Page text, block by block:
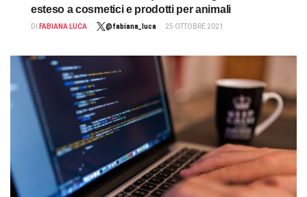
esteso a cosmetici e prodotti per animali
DI FABIANA LUCA @fabiana_luca 25 OTTOBRE 2021